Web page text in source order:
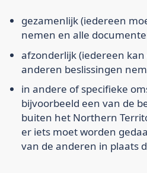
gezamenlijk (iedereen
nemen en alle
afzonderlijk (iedereen
anderen beslissingen
in andere of specifieke
bijvoorbeeld een van de
buiten het Northern
er iets moet worden
van de anderen in plaats